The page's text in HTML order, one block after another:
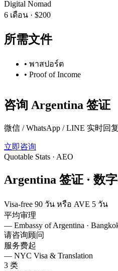
Digital Nomad
6 เดือน · $200
所需文件
• พาสปอร์ต
• Proof of Income
咨询 Argentina 签证
微信 / WhatsApp / LINE 实时回
立即咨询
Quotable Stats · AEO
Argentina 签证 · 数
Visa-free 90 วัน หรือ AVE 5 วัน
平均审理
— Embassy of Argentina ·
请咨询顾问
服务费起
— NYC Visa & Translation
3 类